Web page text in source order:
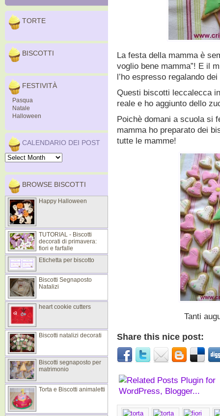
TORTE
BISCOTTI
FESTIVITÀ
Pasqua
Natale
Halloween
CALENDARIO DEI POST
BROWSE BISCOTTI
Happy Halloween
TUTORIAL - Biscotti
decorati di primavera:
fiori e farfalle
Etichetta per biscotto
Biscotti Segnaposto
Natalizi
heart cookie cutters
Biscotti natalizi decorati
Biscotti segnaposto per
matrimonio
Torta e Biscotti animaletti
La festa della mamma è
voglio bene mamma”! E il
l’ho espresso regalando
Questi biscotti leccalecca
reale e ho aggiunto dello
Poichè domani a scuola si
mamma ho preparato dei
tutte le mamme!
Tanti
Share this nice post: